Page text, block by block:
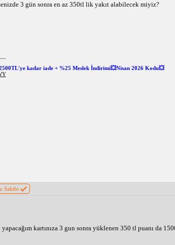
3 gün sonra en az 350tl lik yakıt alabilecek miyiz?
kadar iade + %25 Meslek İndirimi💥Nisan 2026 Kodu💥
Sahibi
kartınıza 3 gun sonra yüklenen 350 tl puanı da